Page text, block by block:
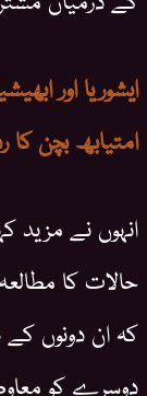
ایشوریا اور
امتیابھ بچن
انہوں نے مزید
حالات کا
کہ ان دونوں
دوسرے کو